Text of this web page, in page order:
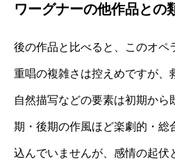
ワーグナーの他作品との
後の作品と比べると、このオペ
重唱の複雑さは控えめですが、
自然描写などの要素は初期から
期・後期の作風ほど楽劇的・総
込んでいませんが、感情の起伏